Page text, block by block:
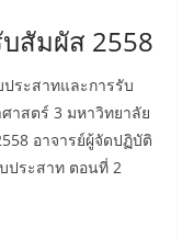
สัมผัส 2558
ระสาทและการรับ
าสตร์ 3 มหาวิทยาลัย
อาจารย์ผู้จัดปฏิบัติ
ประสาท ตอนที่ 2